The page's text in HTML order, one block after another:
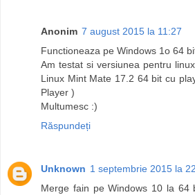
Anonim 7 august 2015 la 11:27
Functioneaza pe Windows 1o 64
Am testat si versiunea pentru
Linux Mint Mate 17.2 64 bit cu
Player )
Multumesc :)
Răspundeți
Unknown 1 septembrie 2015 la
Merge fain pe Windows 10 la 64